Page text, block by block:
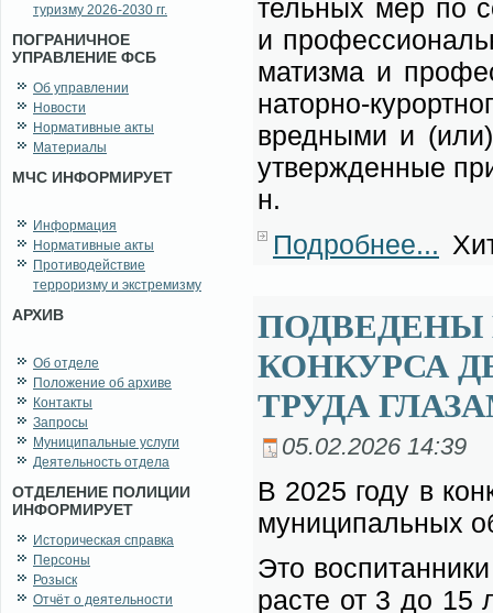
туризму 2026-2030 гг.
ПОГРАНИЧНОЕ
УПРАВЛЕНИЕ ФСБ
Об управлении
Новости
Нормативные акты
Материалы
МЧС ИНФОРМИРУЕТ
Информация
Нормативные акты
Противодействие
терроризму и экстремизму
АРХИВ
Об отделе
Положение об архиве
Контакты
Запросы
Муниципальные услуги
Деятельность отдела
ОТДЕЛЕНИЕ ПОЛИЦИИ
ИНФОРМИРУЕТ
Историческая справка
Персоны
Розыск
Отчёт о деятельности
тель­ных мер по
и
ма­тиз­ма и
на­тор­но-
вред­ны­ми и
утвер­жден­ные
н.
Подробнее...
ПОДВЕДЕНЫ
КОНКУРСА
ТРУДА
05.02.2026 14:39
В 2025 го­ду в
му­ни­ци­паль­ных
Это
расте от 3 до 15